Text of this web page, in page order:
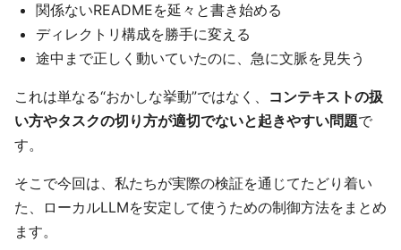
関係ないREADMEを延々と書き始める
ディレクトリ構成を勝手に変える
途中まで正しく動いていたのに、急に文脈を見失う
これは単なる“おかしな挙動”ではなく、 コンテキストの扱
い方やタスクの切り方が適切でないと起きやすい問題で
す。
そこで今回は、私たちが実際の検証を通じてたどり着い
た、ローカルLLMを安定して使うための制御方法をまとめ
ます。